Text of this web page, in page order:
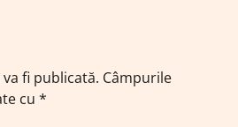
fi publicată. Câmpurile
cu *